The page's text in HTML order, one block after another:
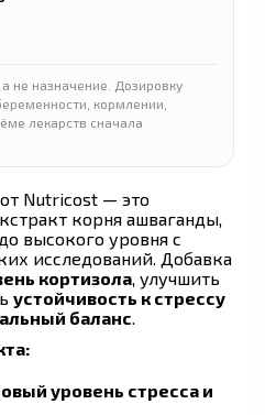
не назначение. Дозировку
кормлении,
лекарств сначала
от Nutricost — это
корня ашваганды,
высокого уровня с
исследований. Добавка
кортизола , улучшить
устойчивость к стрессу
баланс
уровень стресса и